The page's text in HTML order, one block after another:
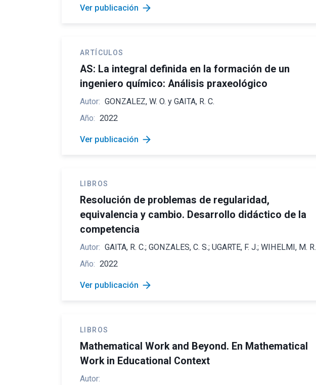
Ver publicación arrow_forward
ARTÍCULOS
AS: La integral definida en la formación de un
ingeniero químico: Análisis praxeológico
Autor: GONZALEZ, W. O. y GAITA, R. C.
Año: 2022
Ver publicación arrow_forward
LIBROS
Resolución de problemas de regularidad,
equivalencia y cambio. Desarrollo didáctico de la
competencia
Autor: GAITA, R. C.; GONZALES, C. S.; UGARTE, F. J.; WIHELMI, M. R.
Año: 2022
Ver publicación arrow_forward
LIBROS
Mathematical Work and Beyond. En Mathematical
Work in Educational Context
Autor: